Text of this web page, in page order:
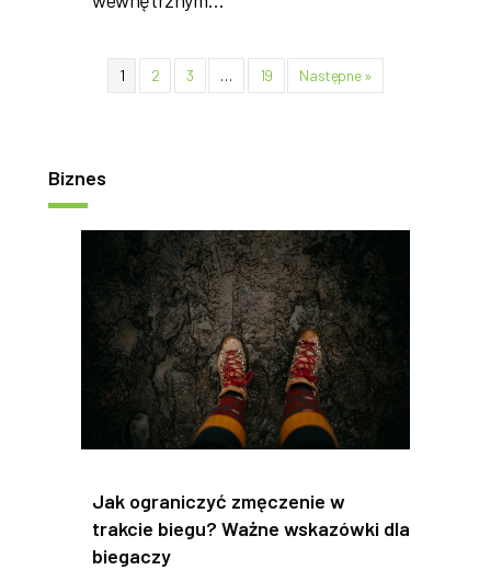
1 2 3 … 19 Następne »
Biznes
Jak ograniczyć zmęczenie w
trakcie biegu? Ważne wskazówki dla
biegaczy